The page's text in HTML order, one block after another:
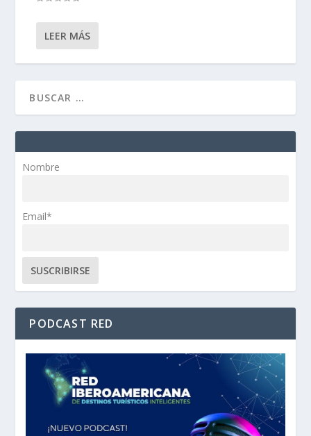
LEER MÁS
Nombre
Email*
PODCAST RED